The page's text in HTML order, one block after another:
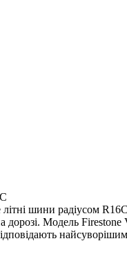
шини радіусом
Модель Firestone